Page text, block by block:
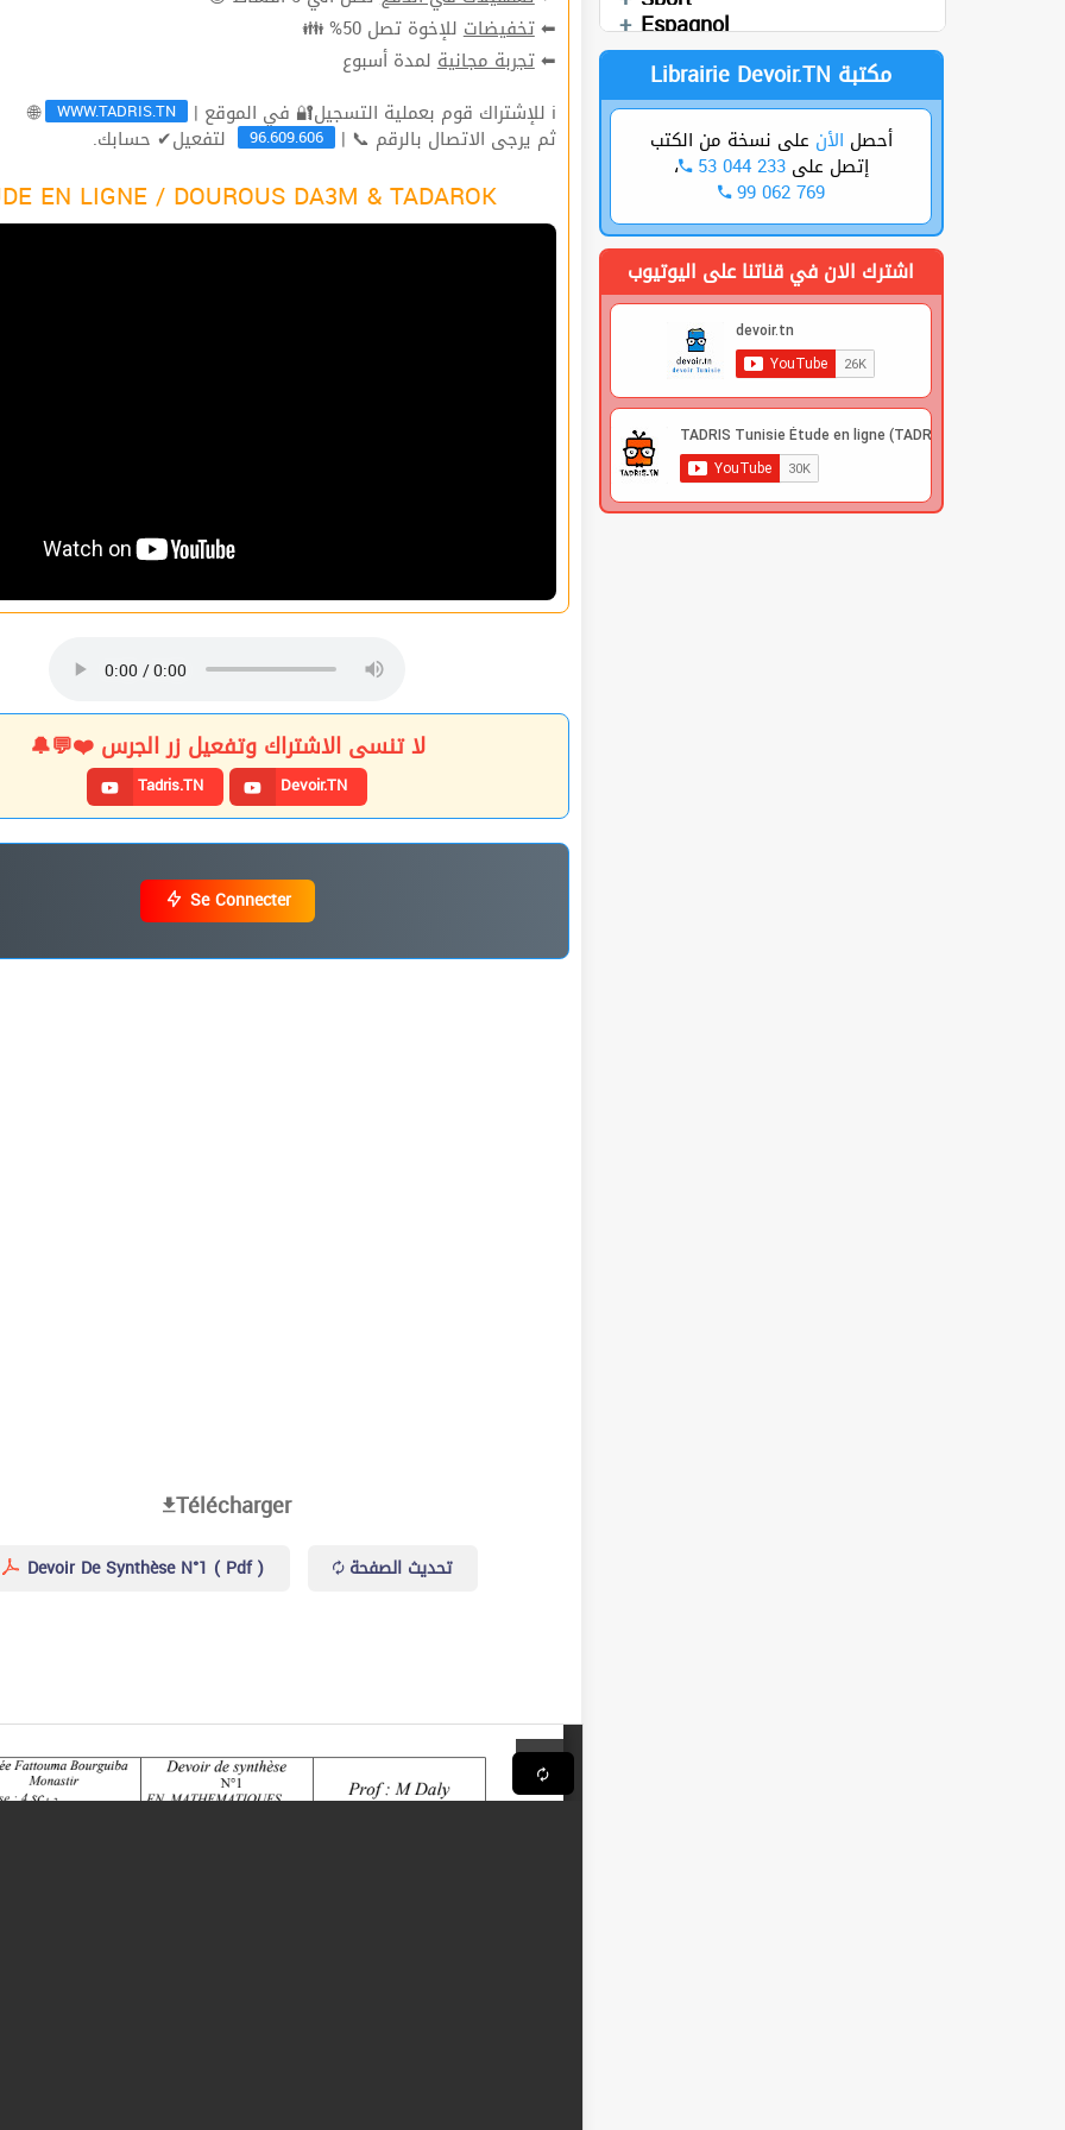
⬅تخفيضاتللإخوة تصل 50% 👪
⬅تجربة مجانيةلمدة أسبوع
ℹ للإشتراك قوم بعملية التسجيل🔐 في الموقع |
WWW.TADRIS.TN
🌐
ثم يرجى الاتصال بالرقم 📞 | 96.609.606 لتفعيل✔ حسابك.
EN LIGNE / DOUROUS DA3M & TADAROK
لا تنسى الاشتراك وتفعيل زر الجرس ❤️💬🔔
Tadris.TN Devoir.TN
Se Connecter
Télécharger
Devoir De Synthèse N°1 ( Pdf ) تحديث الصفحة
العربية
Sciences SVT
Espagnol
Cours
Librairie Devoir.TN مكتبة
أحصل الأن على نسخة من الكتب
إتصل على53 044 233 ،
99 062 769
اشترك الان في قناتنا على اليوتيوب